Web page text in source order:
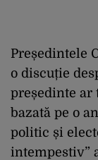
Președintele
o discuție
președinte ar
bazată pe o
politic și
intempestiv”